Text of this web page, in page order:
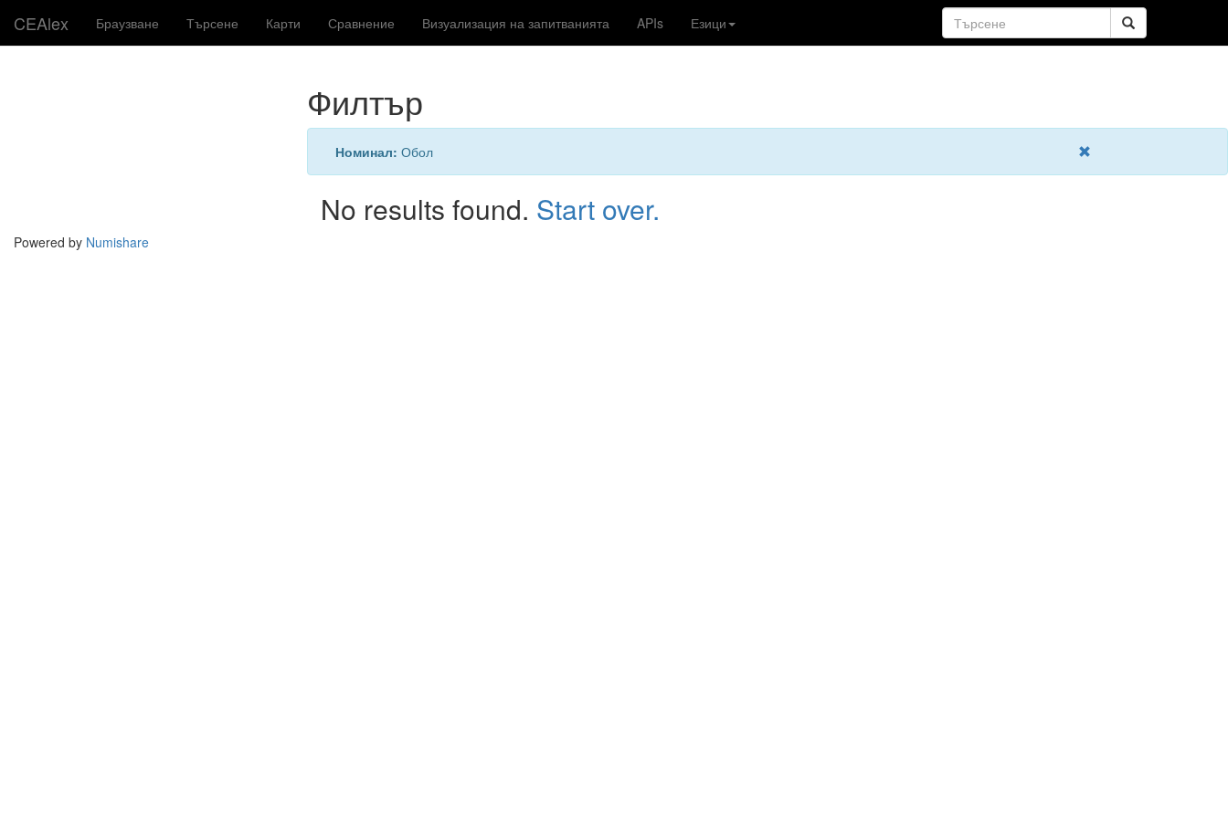
CEAlex Браузване Търсене Карти Сравнение Визуализация на запитванията APIs Езици
Филтър
Номинал: Обол
No results found. Start over.
Powered by Numishare